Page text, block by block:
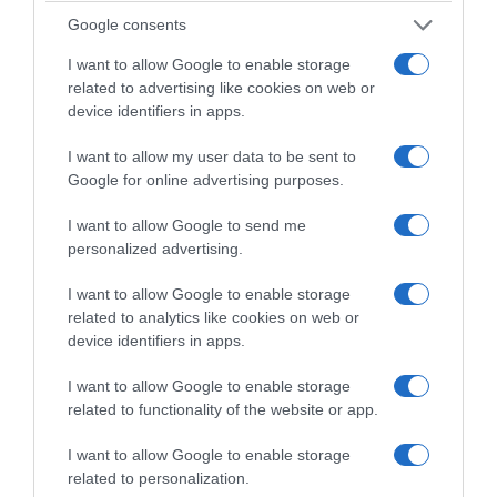
Google consents
I want to allow Google to enable storage
related to advertising like cookies on web or
device identifiers in apps.
I want to allow my user data to be sent to
Google for online advertising purposes.
I want to allow Google to send me
personalized advertising.
I want to allow Google to enable storage
related to analytics like cookies on web or
device identifiers in apps.
I want to allow Google to enable storage
related to functionality of the website or app.
I want to allow Google to enable storage
related to personalization.
ζώντα ζώα, ευπαθή τρόφιμα όπως αυτά
αναφέρονται στη διεθνή συμφωνία ΑΤΡ
(άρθρο 3 του Κεφαλαίου ΙΙ της υπ’ αρ.
50786/3319/2014 κοινής υπουργικής
του φορτίου των παραπάνω προϊόντων που
μεταφέρονται είναι τουλάχιστον το 10% του
ωφέλιμου φορτίου.
παρέχουν έργο οδικής βοήθειας σύμφωνα με
τα άρθρα 1 και 6 του ν.3651/2008 (ΦΕΚ Α
44/18.03.2008) και δεν μεταφέρουν άλλα
υλικά ή εξοπλισμό πέρα των αναγκαίων για
οδικής βοήθειας και διαθέτουν έγγραφα ή